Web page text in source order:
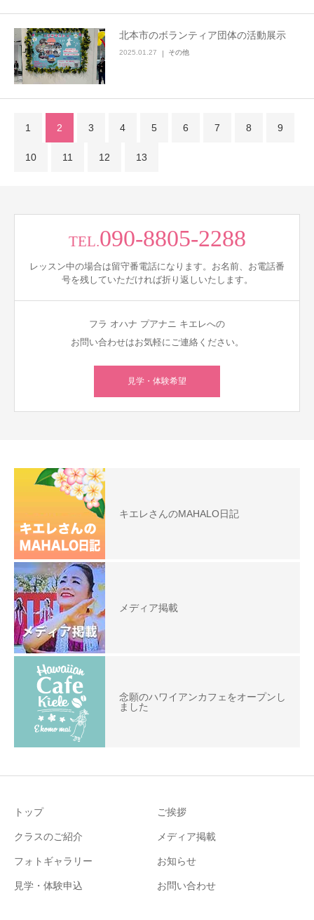
北本市のボランティア団体の活動展示
2025.01.27 その他
1 2 3 4 5 6 7 8 9
10 11 12 13
TEL.090-8805-2288
レッスン中の場合は留守番電話になります。お名前、お電話番
号を残していただければ折り返しいたします。
フラ オハナ プアナニ キエレへの
お問い合わせはお気軽にご連絡ください。
見学・体験希望
キエレさんのMAHALO日記
メディア掲載
念願のハワイアンカフェをオープンし
ました
トップ ご挨拶
クラスのご紹介 メディア掲載
フォトギャラリー お知らせ
見学・体験申込 お問い合わせ